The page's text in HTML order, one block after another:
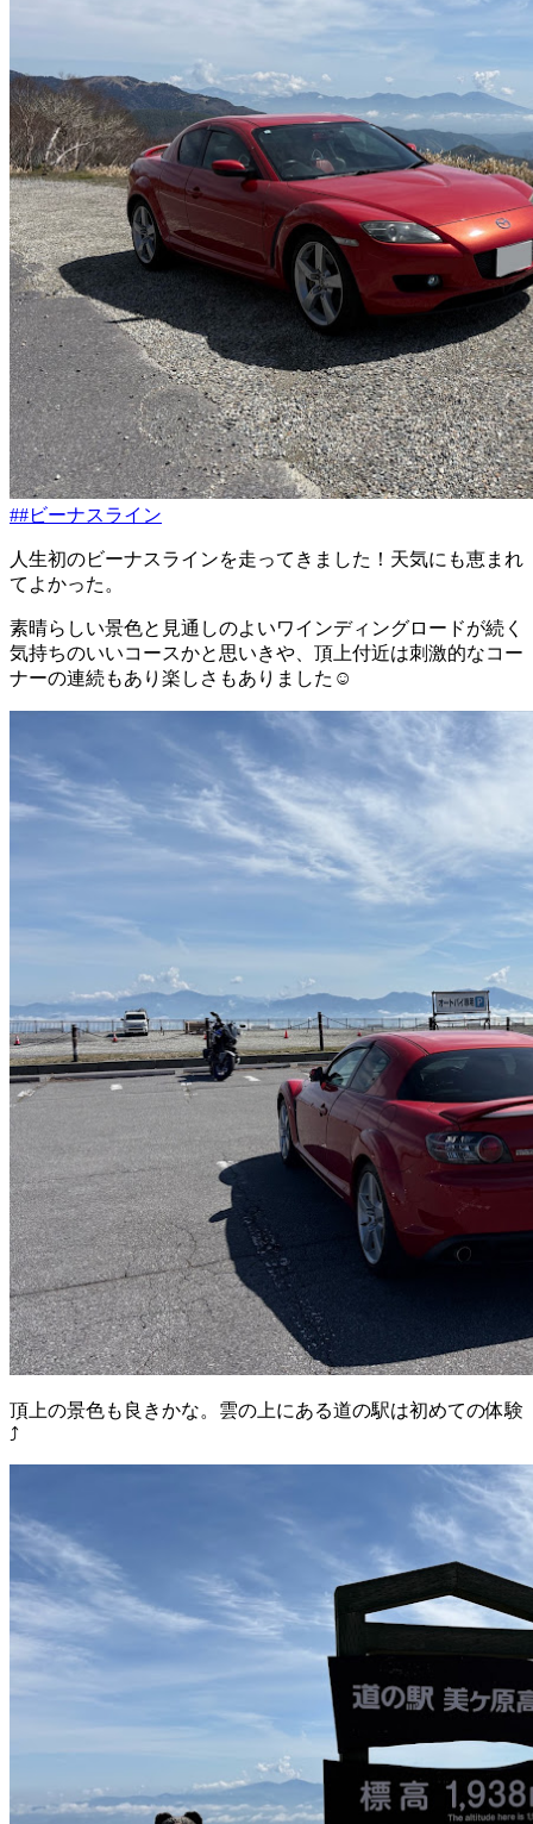
##ビーナスライン
人生初のビーナスラインを走ってきました！天気にも恵まれ
てよかった。
素晴らしい景色と見通しのよいワインディングロードが続く
気持ちのいいコースかと思いきや、頂上付近は刺激的なコー
ナーの連続もあり楽しさもありました☺️
頂上の景色も良きかな。雲の上にある道の駅は初めての体験
⤴︎